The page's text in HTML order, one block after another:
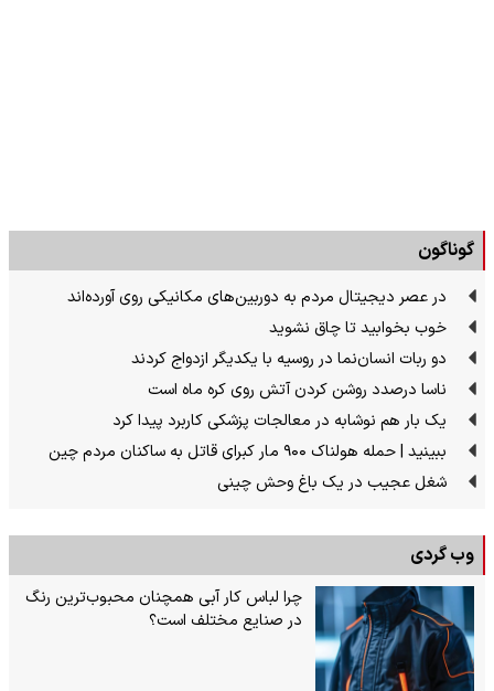
گوناگون
در عصر دیجیتال مردم به دوربین‌های مکانیکی روی آورده‌اند
خوب بخوابید تا چاق نشوید
دو ربات انسان‌نما در روسیه با یکدیگر ازدواج کردند
ناسا درصدد روشن کردن آتش روی کره ماه است
یک بار هم نوشابه در معالجات پزشکی کاربرد پیدا کرد
ببینید | حمله هولناک ۹۰۰ مار کبرای قاتل به ساکنان مردم چین
شغل عجیب در یک باغ وحش چینی
وب گردی
چرا لباس کار آبی همچنان محبوب‌ترین رنگ
در صنایع مختلف است؟